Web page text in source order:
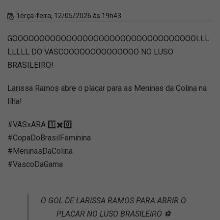
Terça-feira, 12/05/2026 às 19h43
GOOOOOOOOOOOOOOOOOOOOOOOOOOOOOOOOOOLLL
LLLLL DO VASCOOOOOOOOOOOOOO NO LUSO
BRASILEIRO!
Larissa Ramos abre o placar para as Meninas da Colina na
Ilha!
#VASxARA 1️⃣✖️0️⃣
#CopaDoBrasilFeminina
#MeninasDaColina
#VascoDaGama
O GOL DE LARISSA RAMOS PARA ABRIR O
PLACAR NO LUSO BRASILEIRO ⚽️